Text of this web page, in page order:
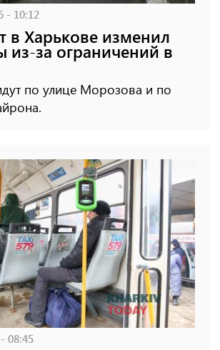
- 10:12
в Харькове изменил
из-за ограничений в
по улице Морозова и по
08:45